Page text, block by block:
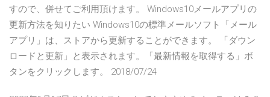
すので、併せてご利用頂けます。 Windows10メールアプリの
更新方法を知りたい Windows10の標準メールソフト「メール
アプリ」は、ストアから更新することができます。 「ダウン
ロードと更新」と表示されます。「最新情報を取得する」ボ
タンをクリックします。 2018/07/24